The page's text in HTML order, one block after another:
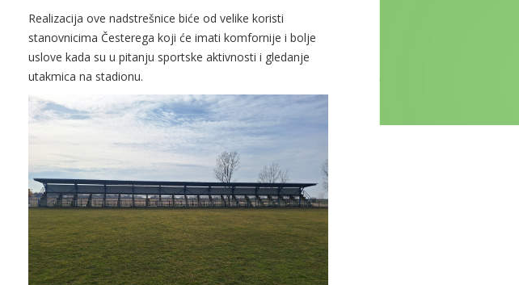
Realizacija ove nadstrešnice biće od velike koristi
stanovnicima Česterega koji će imati komfornije i bolje
uslove kada su u pitanju sportske aktivnosti i gledanje
utakmica na stadionu.